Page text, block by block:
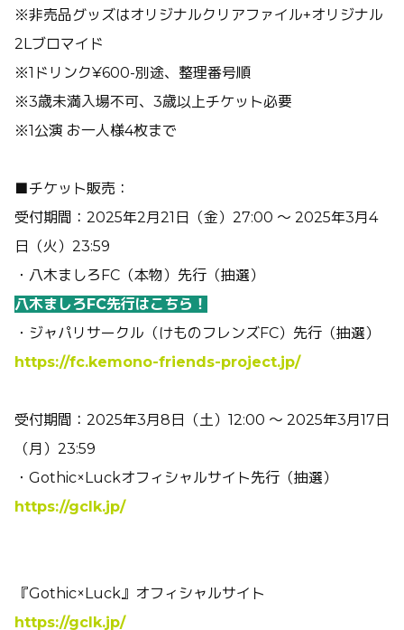
※非売品グッズはオリジナルクリアファイル+オリジナル
2Lブロマイド
※1ドリンク¥600-別途、整理番号順
※3歳未満入場不可、3歳以上チケット必要
※1公演 お一人様4枚まで
■チケット販売：
受付期間：2025年2月21日（金）27:00 ～ 2025年3月4
日（火）23:59
・八木ましろFC（本物）先行（抽選）
八木ましろFC先行はこちら！
・ジャパリサークル（けものフレンズFC）先行（抽選）
https://fc.kemono-friends-project.jp/
受付期間：2025年3月8日（土）12:00 ～ 2025年3月17日
（月）23:59
・Gothic×Luckオフィシャルサイト先行（抽選）
https://gclk.jp/
『Gothic×Luck』オフィシャルサイト
https://gclk.jp/